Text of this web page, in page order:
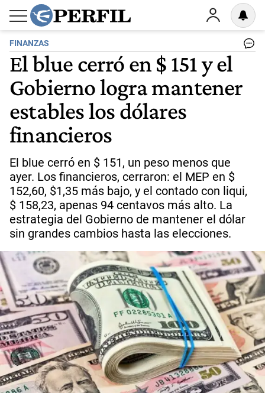
FINANZAS
El blue cerró en $ 151 y el
Gobierno logra mantener
estables los dólares
financieros
El blue cerró en $ 151, un peso menos que
ayer. Los financieros, cerraron: el MEP en $
152,60, $1,35 más bajo, y el contado con liqui,
$ 158,23, apenas 94 centavos más alto. La
estrategia del Gobierno de mantener el dólar
sin grandes cambios hasta las elecciones.